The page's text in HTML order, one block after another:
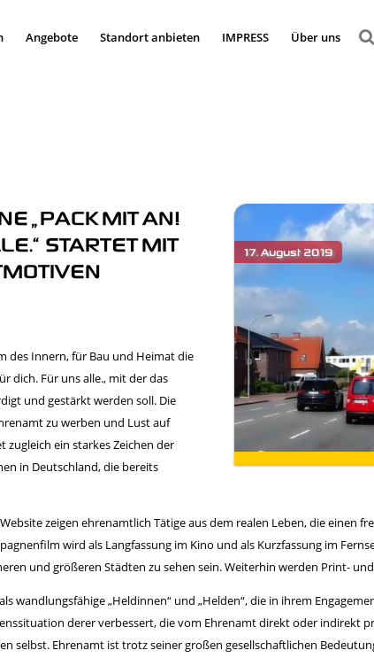
Angebote Standort anbieten IMPRESS Über uns
„PACK MIT AN!
STARTET MIT
des Innern, für Bau und Heimat die
dich. Für uns alle., mit der das
und gestärkt werden soll. Die
zu werben und Lust auf
zugleich ein starkes Zeichen der
in Deutschland, die bereits
zeigen ehrenamtlich Tätige aus dem realen Leben, die einen
wird als Langfassung im Kino und als Kurzfassung im
und größeren Städten zu sehen sein. Weiterhin werden Print-
wandlungsfähige „Heldinnen“ und „Helden“, die in ihrem
derer verbessert, die vom Ehrenamt direkt oder indirekt
selbst. Ehrenamt ist trotz seiner großen gesellschaftlichen